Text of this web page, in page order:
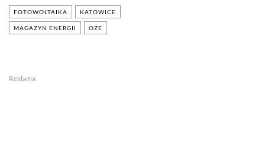
FOTOWOLTAIKA KATOWICE
MAGAZYN ENERGII OZE
Reklama